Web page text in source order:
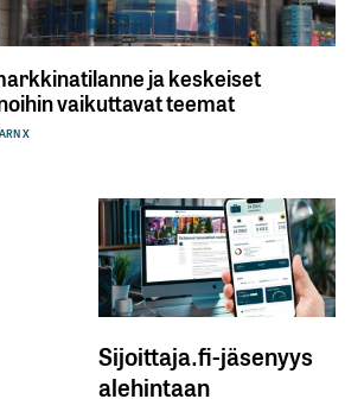
ja keskeiset
vaikuttavat teemat
X
Sijoittaja.fi-jäsenyys
alehintaan